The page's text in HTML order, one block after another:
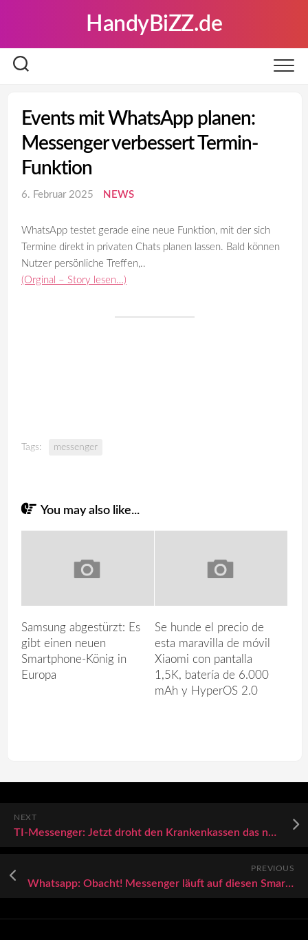
HandyBiZZ.de
Events mit WhatsApp planen:
Messenger verbessert Termin-
Funktion
6. Februar 2025 NEWS
WhatsApp testet gerade eine neue Funktion, mit der sich
Termine direkt in privaten Chats planen lassen. Bald können
Nutzer persönliche Treffen,..
(Orginal – Story lesen…)
Tags: messenger
You may also like...
Samsung abgestürzt: Es
gibt einen neuen
Smartphone-König in
Europa
Se hunde el precio de
esta maravilla de móvil
Xiaomi con pantalla
1,5K, batería de 6.000
mAh y HyperOS 2.0
NEXT
TI-Messenger: Jetzt droht den Krankenkassen das nächste Sicherheitsrisiko
PREVIOUS
Whatsapp: Obacht! Messenger läuft auf diesen Smartphones nicht mehr